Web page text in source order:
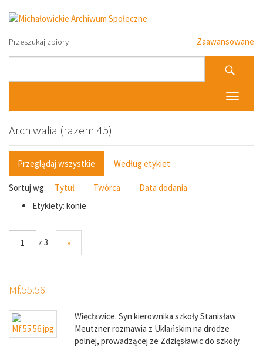
Przeszukaj zbiory Zaawansowane
Toggle
Archiwalia (razem 45)
Przeglądaj wszystkie Według etykiet
Sortuj wg: Tytuł Twórca
Data dodania
Etykiety: konie
z 3 »
Mf.55.56
Więcławice. Syn kierownika szkoły Stanisław
Meutzner rozmawia z Uklańskim na drodze
polnej, prowadzącej ze Zdzięsławic do szkoły.